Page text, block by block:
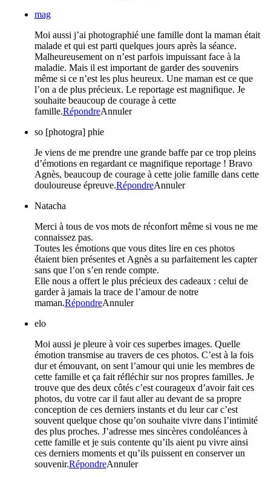
mag
Moi aussi j’ai photographié une famille dont la maman était
malade et qui est parti quelques jours après la séance.
Malheureusement on n’est parfois impuissant face à la
maladie. Mais il est important de garder des souvenirs
même si ce n’est les plus heureux. Une maman est ce que
l’on a de plus précieux. Le reportage est magnifique. Je
souhaite beaucoup de courage à cette
famille.RépondreAnnuler
so [photogra] phie
Je viens de me prendre une grande baffe par ce trop pleins
d’émotions en regardant ce magnifique reportage ! Bravo
Agnès, beaucoup de courage à cette jolie famille dans cette
douloureuse épreuve.RépondreAnnuler
Natacha
Merci à tous de vos mots de réconfort même si vous ne me
connaissez pas.
Toutes les émotions que vous dites lire en ces photos
étaient bien présentes et Agnès a su parfaitement les capter
sans que l’on s’en rende compte.
Elle nous a offert le plus précieux des cadeaux : celui de
garder à jamais la trace de l’amour de notre
maman.RépondreAnnuler
elo
Moi aussi je pleure à voir ces superbes images. Quelle
émotion transmise au travers de ces photos. C’est à la fois
dur et émouvant, on sent l’amour qui unie les membres de
cette famille et ça fait réfléchir sur nos propres familles. Je
trouve que des deux côtés c’est courageux d’avoir fait ces
photos, du votre car il faut aller au devant de sa propre
conception de ces derniers instants et du leur car c’est
souvent quelque chose qu’on souhaite vivre dans l’intimité
des plus proches. J’adresse mes sincères condoléances à
cette famille et je suis contente qu’ils aient pu vivre ainsi
ces derniers moments et qu’ils puissent en conserver un
souvenir.RépondreAnnuler